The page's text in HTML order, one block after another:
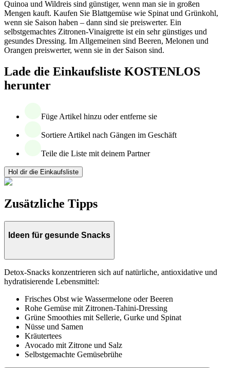
Quinoa und Wildreis sind günstiger, wenn man sie in großen
Mengen kauft. Kaufen Sie Blattgemüse wie Spinat und Grünkohl,
wenn sie Saison haben – dann sind sie preiswerter. Ein
selbstgemachtes Zitronen-Vinaigrette ist ein sehr günstiges und
gesundes Dressing. Im Allgemeinen sind Beeren, Melonen und
Orangen preiswerter, wenn sie in der Saison sind.
Lade die Einkaufsliste KOSTENLOS
herunter
Füge Artikel hinzu oder entferne sie
Sortiere Artikel nach Gängen im Geschäft
Teile die Liste mit deinem Partner
Hol dir die Einkaufsliste
Zusätzliche Tipps
Ideen für gesunde Snacks
Detox-Snacks konzentrieren sich auf natürliche, antioxidative und
hydratisierende Lebensmittel:
Frisches Obst wie Wassermelone oder Beeren
Rohe Gemüse mit Zitronen-Tahini-Dressing
Grüne Smoothies mit Sellerie, Gurke und Spinat
Nüsse und Samen
Kräutertees
Avocado mit Zitrone und Salz
Selbstgemachte Gemüsebrühe